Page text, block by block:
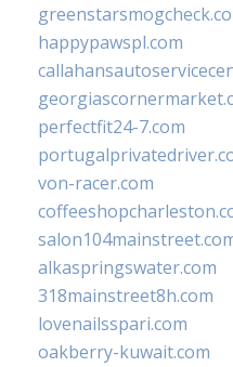
happypawspl.com
perfectfit24-7.com
von-racer.com
alkaspringswater.com
318mainstreet8h.com
lovenailsspari.com
oakberry-kuwait.com